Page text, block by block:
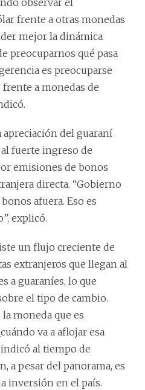
frente a otras monedas
mejor la dinámica
preocuparnos qué pasa
es preocuparse
frente a monedas de
apreciación del guaraní
fuerte ingreso de
emisiones de bonos
directa. “Gobierno
afuera. Eso es
explicó.
un flujo creciente de
extranjeros que llegan al
a guaraníes, lo que
el tipo de cambio.
moneda que es
va a aflojar esa
al tiempo de
a pesar del panorama, es
inversión en el país.